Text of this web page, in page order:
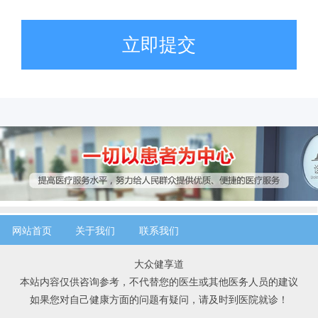
立即提交
网站首页 关于我们 联系我们
大众健享道
本站内容仅供咨询参考，不代替您的医生或其他医务人员的建议
如果您对自己健康方面的问题有疑问，请及时到医院就诊！